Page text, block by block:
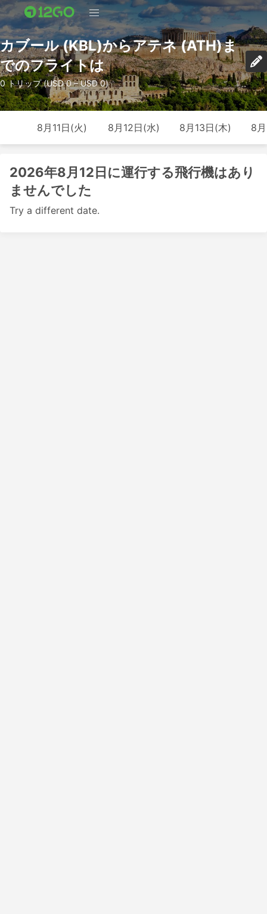
カブール (KBL)からアテネ (ATH)ま
でのフライトは
0 トリップ (USD 0 – USD 0)
8月11日(火) 8月12日(水) 8月13日(木) 8
2026年8月12日に運行する飛行機はあり
ませんでした
Try a different date.